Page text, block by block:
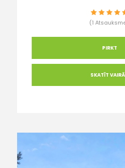
(1
PIRKT
SKATĪT